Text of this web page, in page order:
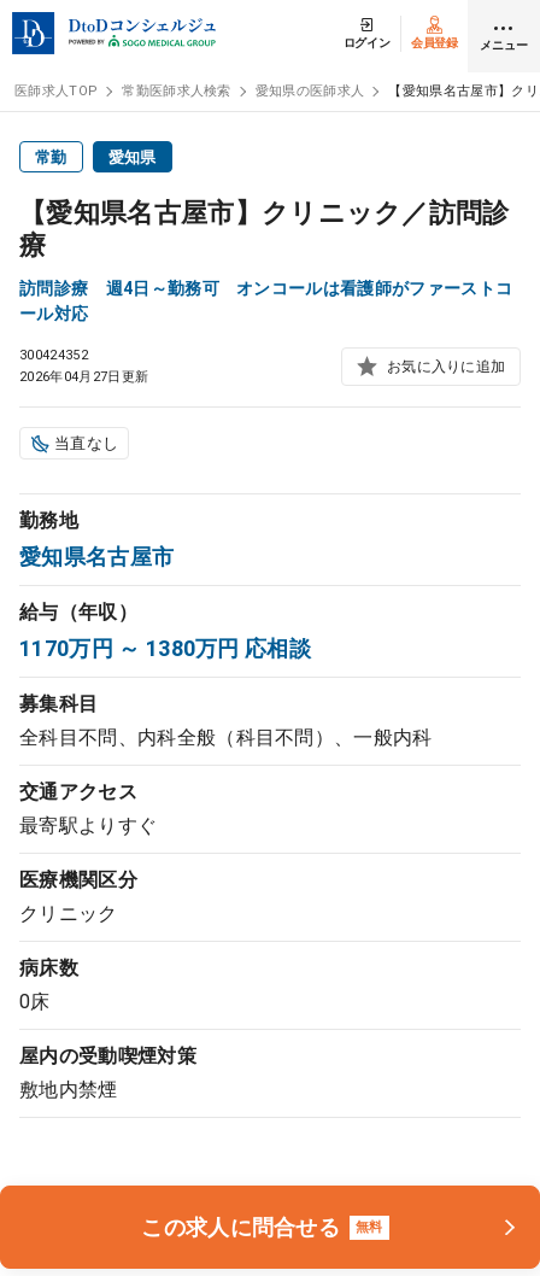
ログイン 会員登録 メニュー
医師求人
常勤検索
非常勤検索 アルバイト
スポット検索
DtoDの転職・
コンサルタント
成功事例
転職ノウハウ
受付時間
0120-337-613
クリニック開業
DtoDとは
お問合せ
採用をお考えの医療機関の方
医師求人TOP 常勤医師求人検索 愛知県の医師求人 【愛知県名古屋市】ク
常勤 愛知県
【愛知県名古屋市】クリニック／訪問診
療
訪問診療 週4日～勤務可 オンコールは看護師がファーストコ
ール対応
300424352
2026年04月27日更新
お気に入りに追加
当直なし
勤務地
愛知県名古屋市
給与（年収）
1170万円 ～ 1380万円 応相談
募集科目
全科目不問、内科全般（科目不問）、一般内科
交通アクセス
最寄駅よりすぐ
医療機関区分
クリニック
病床数
0床
屋内の受動喫煙対策
敷地内禁煙
この求人に問合せる 無料